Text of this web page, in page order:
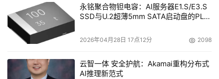
本文来源于DOIT传媒，文章内容仅供参考，不构成投资建议。
永铭聚合物钽电容：AI服务器E1.S/E3.S
SSD与U.2超薄5mm SATA启动盘的PLP
2026年04月28日 17点12分 2098
云智一体 安全护航：Akamai重构分布式
AI推理新范式